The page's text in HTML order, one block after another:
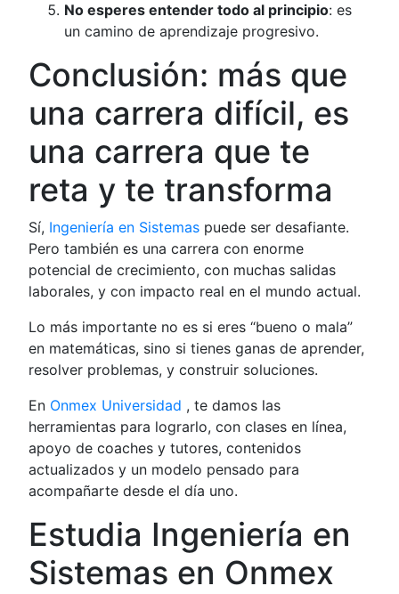
No esperes entender todo al principio: es
un camino de aprendizaje progresivo.
Conclusión: más que
una carrera difícil, es
una carrera que te
reta y te transforma
Sí, Ingeniería en Sistemas puede ser desafiante.
Pero también es una carrera con enorme
potencial de crecimiento, con muchas salidas
laborales, y con impacto real en el mundo actual.
Lo más importante no es si eres “bueno o mala”
en matemáticas, sino si tienes ganas de aprender,
resolver problemas, y construir soluciones.
En Onmex Universidad , te damos las
herramientas para lograrlo, con clases en línea,
apoyo de coaches y tutores, contenidos
actualizados y un modelo pensado para
acompañarte desde el día uno.
Estudia Ingeniería en
Sistemas en Onmex